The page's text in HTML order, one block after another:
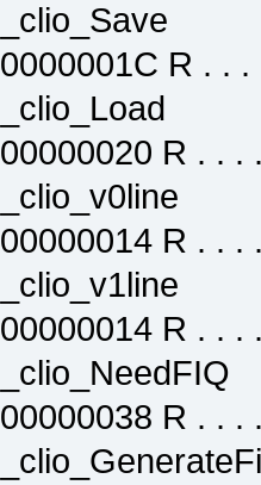
_clio_Save
0000001C R . . .
_clio_Load
00000020 R . . .
_clio_v0line
00000014 R . . .
_clio_v1line
00000014 R . . .
00000038 R . . .